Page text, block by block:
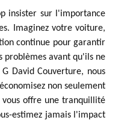
insister sur l'importance
Imaginez votre voiture,
continue pour garantir
avant qu'ils ne
David Couverture, nous
non seulement
offre une tranquillité
estimez jamais l'impact